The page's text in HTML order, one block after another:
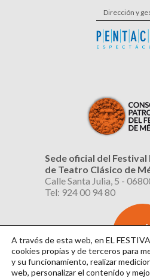
Dirección y
Sede oficial del
de Teatro Clásico de
Calle Santa Julia, 5 -
Tel: 924 00 94 80
AL
A través de esta web, en EL
cookies propias y de terceros para
y su funcionamiento, realizar
web, personalizar el contenido y